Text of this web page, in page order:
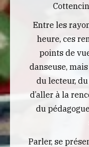
Entre les
heure, ces
points de
danseuse,
du lecteur,
d’aller à la
du
Parler, se